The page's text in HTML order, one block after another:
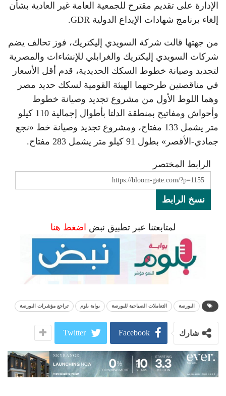
الإدارة على تقديم مقترح للجمعية العامة غير العادية بشأن
إلغاء برنامج شهادات الإيداع الدولية GDR.
من جهتها قالت شركة السويدي إليكتريك، فوز تحالف يضم
شركات السويدي إليكتريك والغرابلي للإنشاءات والمصرية
لتجديد وصيانة خطوط السكك الحديدية، قدم أقل الأسعار
في مناقصتين طرحتهما الهيئة القومية لسكك حديد مصر
وهما اللوط الأول من مشروع تجديد وصيانة خطوط
وأحواش ومفاتيح بمنطقة الدلتا بأطوال إجمالية 110 كيلو
متر يشمل 133 مفتاح، ومشروع تجديد وصيانة خط «نجع
جمادي-الأقصر» بطول 91 كيلو متر يشمل 283 مفتاح.
الرابط المختصر
نسخ الرابط
لمتابعتنا عبر تطبيق نبض اضغط هنا
البورصة التعاملات الصباحية للبورصة بوابة بلوم تراجع مؤشرات البورصة
شارك Facebook
Twitter